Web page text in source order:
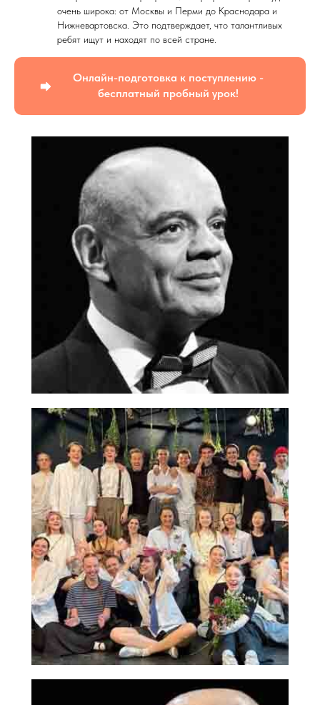
очень широка: от Москвы и Перми до Краснодара и
Нижневартовска. Это подтверждает, что талантливых
ребят ищут и находят по всей стране.
Онлайн-подготовка к поступлению -
бесплатный пробный урок!